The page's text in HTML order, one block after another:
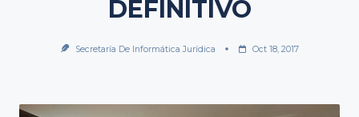
DEFINITIVO
Secretaría De Informática Jurídica Oct 18, 2017